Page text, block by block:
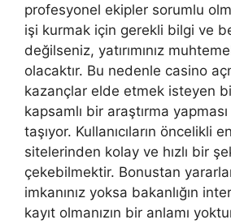
profesyonel ekipler sorumlu
işi kurmak için gerekli bilgi ve
değilseniz, yatırımınız
olacaktır. Bu nedenle casino
kazançlar elde etmek isteyen
kapsamlı bir araştırma
taşıyor. Kullanıcıların öncelikli
sitelerinden kolay ve hızlı bir
çekebilmektir. Bonustan
imkanınız yoksa bakanlığın
kayıt olmanızın bir anlamı